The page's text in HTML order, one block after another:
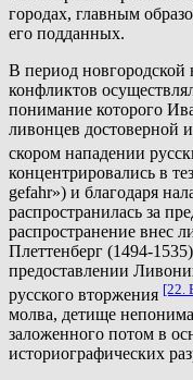
городах, главным
его подданных.
В период новгородской
конфликтов
понимание которого
ливонцев достоверной
скором нападении
концентрировались в
gefahr») и благодаря
распространилась за
распространение внес
Плеттенберг (1494-
предоставлении
русского вторжения [22.
молва, детище
заложенного потом в
историографических